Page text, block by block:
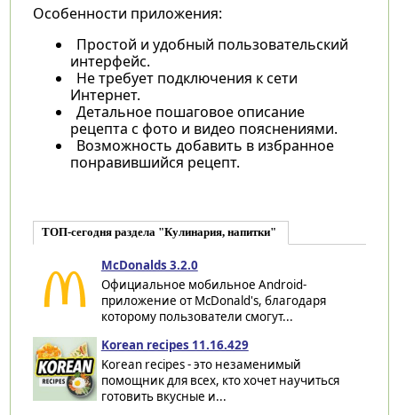
Особенности приложения:
Простой и удобный пользовательский
интерфейс.
Не требует подключения к сети
Интернет.
Детальное пошаговое описание
рецепта с фото и видео пояснениями.
Возможность добавить в избранное
понравившийся рецепт.
ТОП-сегодня раздела "Кулинария, напитки"
McDonalds 3.2.0
Официальное мобильное Android-
приложение от McDonald's, благодаря
которому пользователи смогут...
Korean recipes 11.16.429
Korean recipes - это незаменимый
помощник для всех, кто хочет научиться
готовить вкусные и...